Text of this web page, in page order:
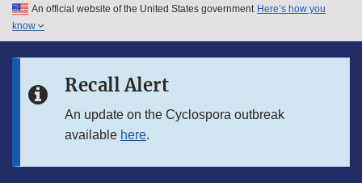
Skip to main content
Skip to in this section menu
An official website of the United States government Here’s how you
know
Recall Alert
An update on the Cyclospora outbreak
available here.